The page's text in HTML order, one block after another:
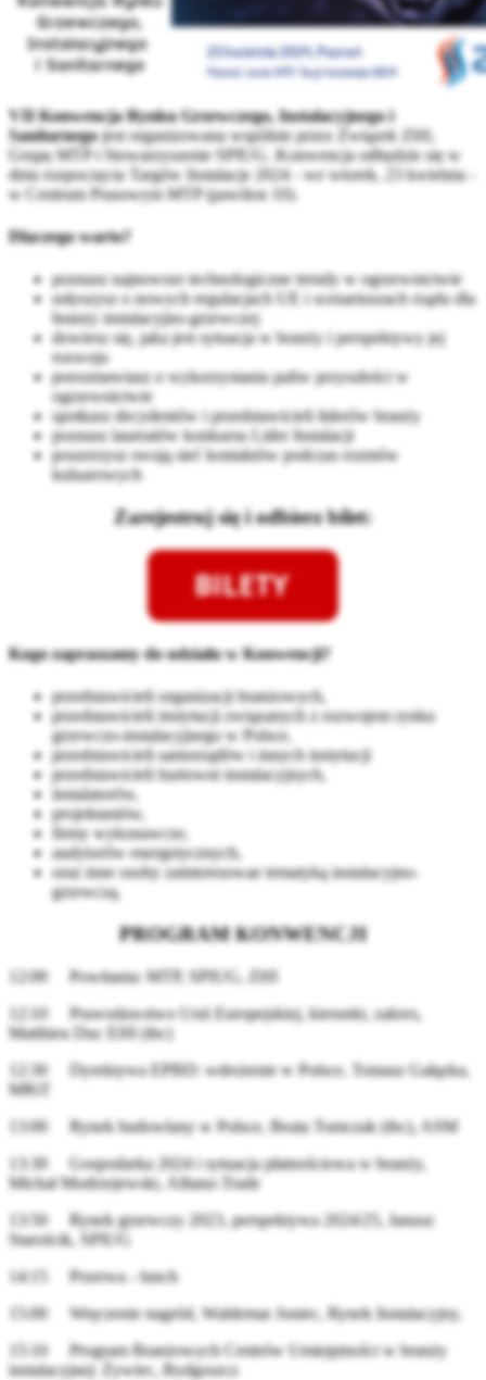
VII Konwencja Rynku Grzewczego, Instalacyjnego i
Sanitarnegojest organizowana wspólnie przez Związek ZHI,
Grupę MTP i Stowarzyszenie SPIUG. Konwencja odbędzie się w
dniu rozpoczęcia Targów Instalacje 2024 - we wtorek, 23 kwietnia -
w Centrum Prasowym MTP (pawilon 10).
Dlaczego warto?
poznasz najnowsze technologiczne trendy w ogrzewnictwie
usłyszysz o nowych regulacjach UE i scenariuszach rządu dla
branży instalacyjno-grzewczej
dowiesz się, jaka jest sytuacja w branży i perspektywy jej
rozwoju
porozmawiasz o wykorzystaniu paliw przyszłości w
ogrzewnictwie
spotkasz decydentów i przedstawicieli liderów branży
poznasz laureatów konkursu Lider Instalacji
poszerzysz swoją sieć kontaktów podczas rozmów
kuluarowych
Zarejestruj się i odbierz bilet:
Kogo zapraszamy do udziału w Konwencji?
przedstawicieli organizacji branżowych,
przedstawicieli instytucji związanych z rozwojem rynku
grzewczo-instalacyjnego w Polsce,
przedstawicieli samorządów i innych instytucji
przedstawicieli hurtowni instalacyjnych,
instalatorów,
projektantów,
firmy wykonawcze,
audytorów energetycznych,
oraz inne osoby zainteresowae tematyką instalacyjno-
grzewczą.
PROGRAM KONWENCJI
12:00 Powitania: MTP, SPIUG, ZHI
12:10 Prawodawstwo Unii Europejskiej, kierunki, zakres,
Matthieu Duc EHI (tbc)
12:30 Dyrektywa EPBD: wdrożenie w Polsce, Tomasz Gałązka,
MRiT
13:00 Rynek budowlany w Polsce, Beata Tomczak (tbc), ASM
13:30 Gospodarka 2024 i sytuacja płatnościowa w branży,
Michał Modrzejewski, Allianz-Trade
13:50 Rynek grzewczy 2023, perspektywa 2024/25, Janusz
Starościk, SPIUG
14:15 Przerwa - lunch
15:00 Wręczenie nagród, Waldemar Joniec, Rynek Instalacyjny,
15:10 Program Branżowych Centrów Umiejętności w branży
instalacyjnej: Żywiec, Bydgoszcz